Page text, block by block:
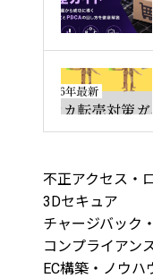
不正アクセス・
3Dセキュア
チャージバック
コンプライアン
EC構築・ノウハ